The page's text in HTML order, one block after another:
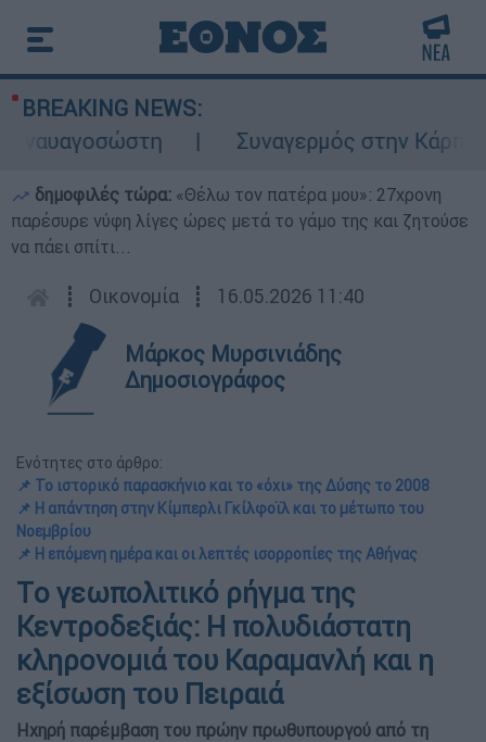
BREAKING NEWS:
Συναγερμός στην Κάρπαθο:
δημοφιλές τώρα: «Θέλω τον πατέρα μου»: 27χρονη
παρέσυρε νύφη λίγες ώρες μετά το γάμο της και ζητούσε
να πάει σπίτι...
┋ Οικονομία ┋ 16.05.2026 11:40
Μάρκος Μυρσινιάδης
Δημοσιογράφος
Ενότητες στο άρθρο:
📌 Το ιστορικό παρασκήνιο και το «όχι» της Δύσης το 2008
📌 Η απάντηση στην Κίμπερλι Γκίλφοϊλ και το μέτωπο του
Νοεμβρίου
📌 Η επόμενη ημέρα και οι λεπτές ισορροπίες της Αθήνας
Tο γεωπολιτικό ρήγμα της
Κεντροδεξιάς: Η πολυδιάστατη
κληρονομιά του Καραμανλή και η
εξίσωση του Πειραιά
Ηχηρή παρέμβαση του πρώην πρωθυπουργού από τη